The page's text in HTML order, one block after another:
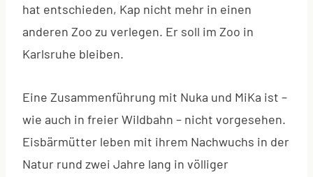
hat entschieden, Kap nicht mehr in einen
anderen Zoo zu verlegen. Er soll im Zoo in
Karlsruhe bleiben.
Eine Zusammenführung mit Nuka und MiKa ist –
wie auch in freier Wildbahn – nicht vorgesehen.
Eisbärmütter leben mit ihrem Nachwuchs in der
Natur rund zwei Jahre lang in völliger